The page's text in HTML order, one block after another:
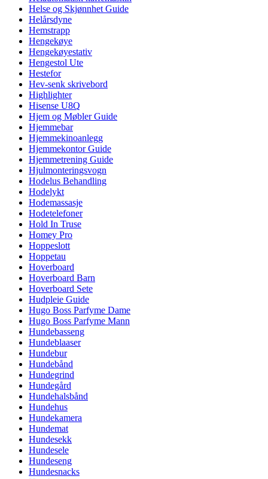
Helse og Skjønnhet Guide
Helårsdyne
Hemstrapp
Hengekøye
Hengekøyestativ
Hengestol Ute
Hestefor
Hev-senk skrivebord
Highlighter
Hisense U8Q
Hjem og Møbler Guide
Hjemmebar
Hjemmekinoanlegg
Hjemmekontor Guide
Hjemmetrening Guide
Hjulmonteringsvogn
Hodelus Behandling
Hodelykt
Hodemassasje
Hodetelefoner
Hold In Truse
Homey Pro
Hoppeslott
Hoppetau
Hoverboard
Hoverboard Barn
Hoverboard Sete
Hudpleie Guide
Hugo Boss Parfyme Dame
Hugo Boss Parfyme Mann
Hundebasseng
Hundeblaaser
Hundebur
Hundebånd
Hundegrind
Hundegård
Hundehalsbånd
Hundehus
Hundekamera
Hundemat
Hundesekk
Hundesele
Hundeseng
Hundesnacks